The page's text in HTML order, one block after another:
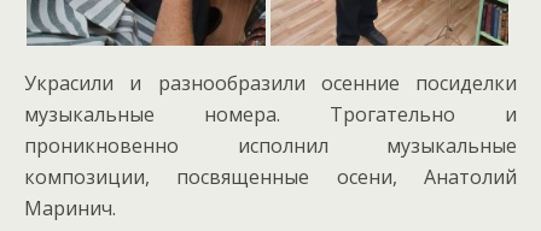
Украсили и разнообразили осенние посиделки
музыкальные номера. Трогательно и
проникновенно исполнил музыкальные
композиции, посвященные осени, Анатолий
Маринич.